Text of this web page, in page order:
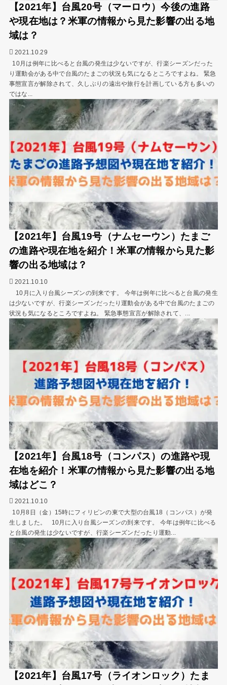
【2021年】台風20号（マーロウ）今後の進路
や現在地は？米軍の情報から見た影響の出る地
域は？
2021.10.29
10月は例年に比べると台風の発生は少ないですが、行楽シーズンだった
り運動会がある中で台風のたまごの状況も気になるところですよね。 緊急
事態宣言が解除されて、久しぶりの遠出や旅行を計画している方も多いの
ではな...
【2021年】台風19号（ナムセーウン）たまご
の進路や現在地を紹介！米軍の情報から見た影
響の出る地域は？
2021.10.10
10月に入り台風シーズンの到来です。 今年は例年に比べると台風の発生
は少ないですが、行楽シーズンだったり運動会がある中で台風のたまごの
状況も気になるところですよね。 緊急事態宣言が解除されて、...
【2021年】台風18号（コンパス）の進路や現
在地を紹介！米軍の情報から見た影響の出る地
域はどこ？
2021.10.10
10月8日（金）15時にフィリピンの東で大型の台風18（コンパス）が発
生しました。 10月に入り台風シーズンの到来です。 今年は例年に比べる
と台風の発生は少ないですが、行楽シーズンだったり運動...
【2021年】台風17号（ライオンロック）たま